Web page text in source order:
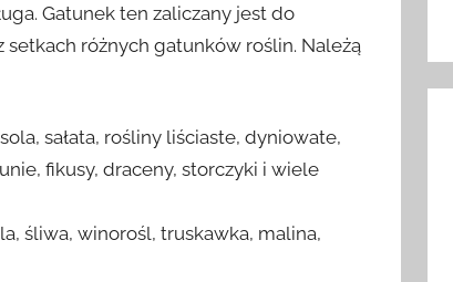
Gatunek ten zaliczany jest do
setkach różnych gatunków roślin. Należą
sałata, rośliny liściaste, dyniowate,
fikusy, draceny, storczyki i wiele
śliwa, winorośl, truskawka, malina,